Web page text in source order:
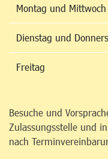
Montag und Mittwoch
Dienstag und
Freitag
Besuche und
Zulassungsstelle und
nach